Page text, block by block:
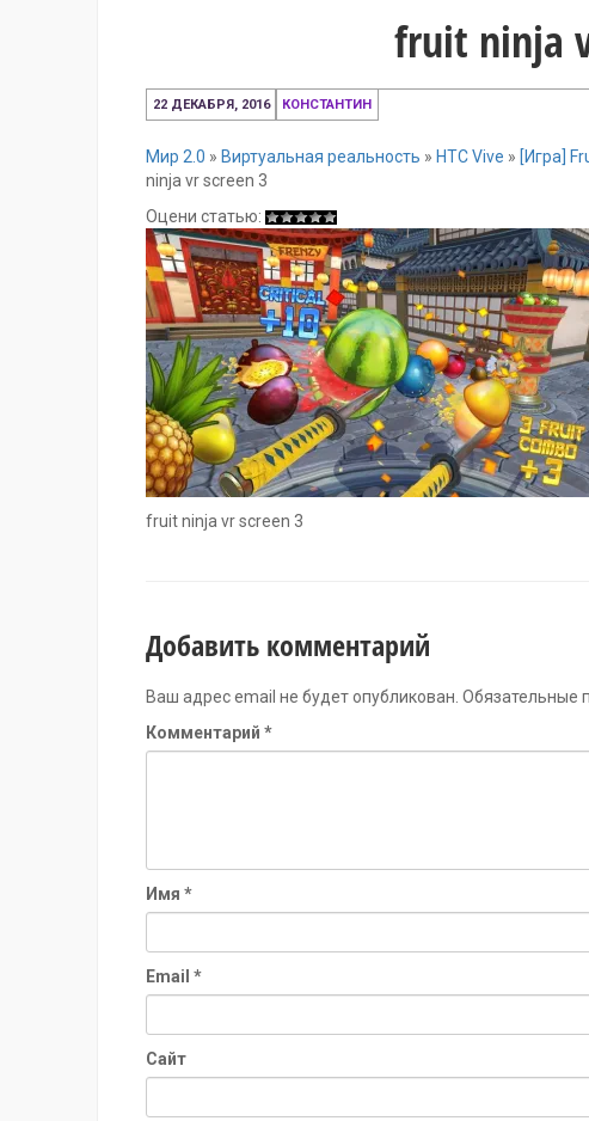
fruit ninja
22 ДЕКАБРЯ, 2016
22
декабря,
КОНСТАНТИН
Мир 2.0 » Виртуальная реальность » HTC Vive » [Игра]
ninja vr screen 3
Оцени статью:
fruit ninja vr screen 3
Добавить комментарий
Ваш адрес email не будет опубликован. Обязательные
Комментарий *
Имя *
Email *
Сайт